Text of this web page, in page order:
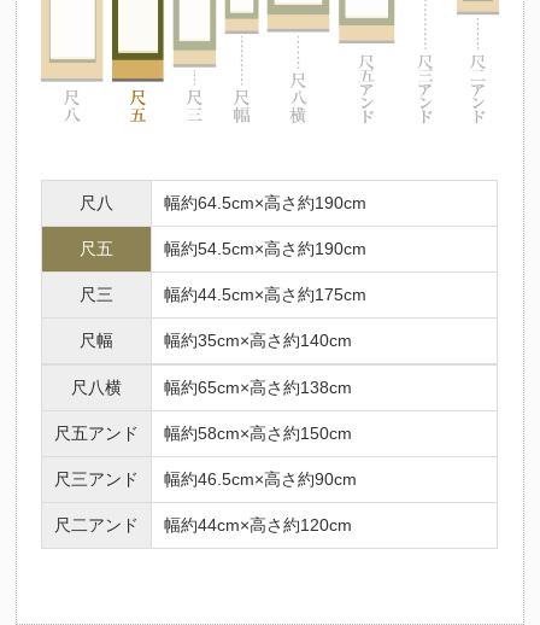
尺八 幅約64.5cm×高さ約190cm
尺五 幅約54.5cm×高さ約190cm
尺三 幅約44.5cm×高さ約175cm
尺幅 幅約35cm×高さ約140cm
尺八横 幅約65cm×高さ約138cm
尺五アンド 幅約58cm×高さ約150cm
尺三アンド 幅約46.5cm×高さ約90cm
尺二アンド 幅約44cm×高さ約120cm